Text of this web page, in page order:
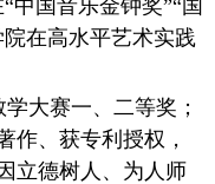
中国音乐金钟奖”“国
在高水平艺术实践
大赛一、二等奖；
作、获专利授权，
立德树人、为人师